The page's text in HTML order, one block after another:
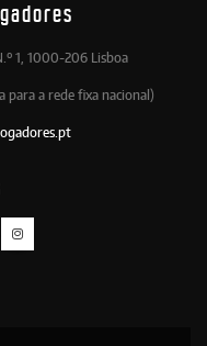
1, 1000-206 Lisboa
para a rede fixa nacional)